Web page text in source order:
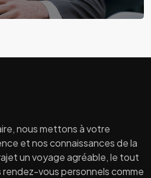
nous mettons à votre
et nos connaissances de la
un voyage agréable, le tout
rendez-vous personnels comme